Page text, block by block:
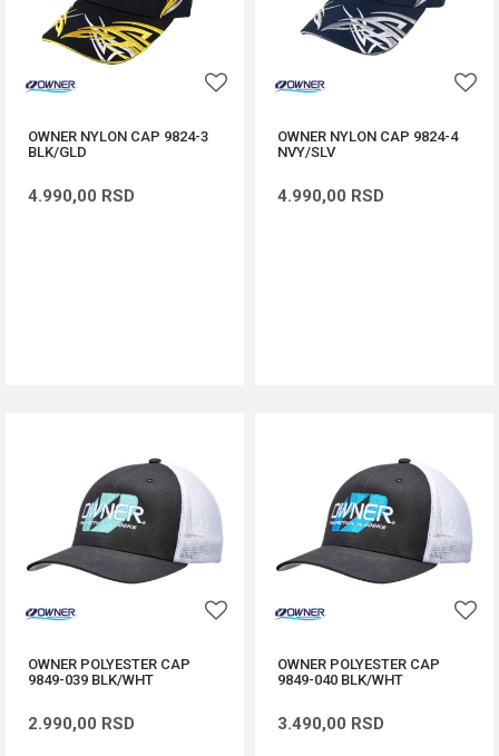
OWNER NYLON CAP 9824-3
BLK/GLD
4.990,00 RSD
OWNER NYLON CAP 9824-4
NVY/SLV
4.990,00 RSD
OWNER POLYESTER CAP
9849-039 BLK/WHT
2.990,00 RSD
OWNER POLYESTER CAP
9849-040 BLK/WHT
3.490,00 RSD